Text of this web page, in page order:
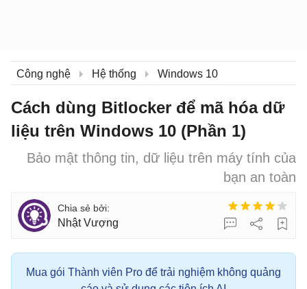
Công nghệ Hệ thống Windows 10
Cách dùng Bitlocker để mã hóa dữ
liệu trên Windows 10 (Phần 1)
Bảo mật thông tin, dữ liệu trên máy tính của
bạn an toàn
Nhật Vượng
Mua gói Thành viên Pro để trải nghiệm không quảng